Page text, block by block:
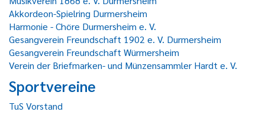
Akkordeon-Spielring Durmersheim
Harmonie - Chöre Durmersheim e. V.
Gesangverein Freundschaft 1902 e. V. Durmersheim
Gesangverein Freundschaft Würmersheim
Verein der Briefmarken- und Münzensammler Hardt e. V.
Sportvereine
TuS Vorstand